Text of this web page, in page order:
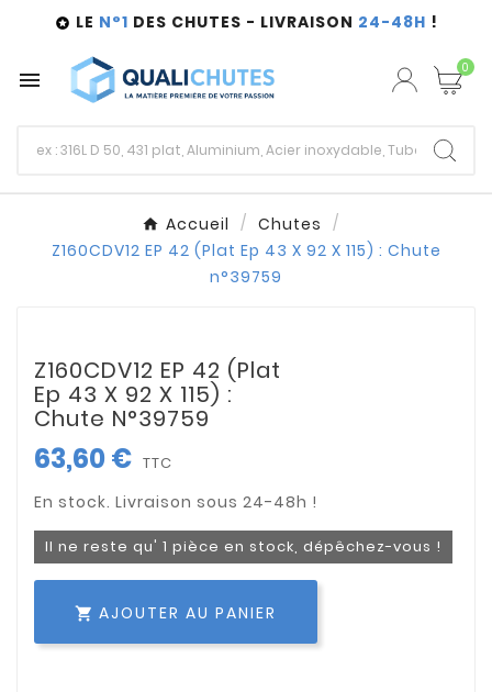
 LE N°1 DES CHUTES - LIVRAISON 24-48H !
 0
Accueil
Chutes
Z160CDV12 EP 42 (Plat Ep 43 X 92 X 115) : Chute
n°39759
Z160CDV12 EP 42 (Plat
Ep 43 X 92 X 115) :
Chute N°39759
63,60 € TTC
Il ne reste qu' 1 pièce en stock, dépêchez-vous !
 AJOUTER AU PANIER